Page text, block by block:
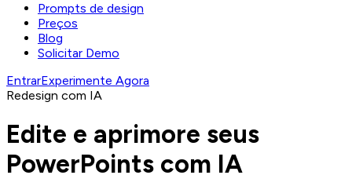
Prompts de design
Preços
Blog
Solicitar Demo
EntrarExperimente Agora
Redesign com IA
Edite e aprimore seus
PowerPoints com IA